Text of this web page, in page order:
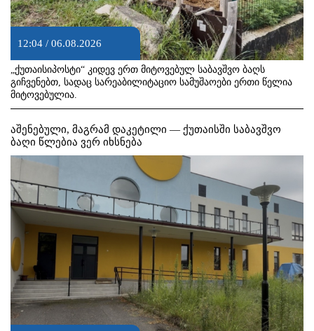
12:04 / 06.08.2026
„ქუთაისიპოსტი“ კიდევ ერთ მიტოვებულ საბავშვო ბაღს
გიჩვენებთ, სადაც სარეაბილიტაციო სამუშაოები ერთი წელია
მიტოვებულია.
აშენებული, მაგრამ დაკეტილი — ქუთაისში საბავშვო
ბაღი წლებია ვერ იხსნება